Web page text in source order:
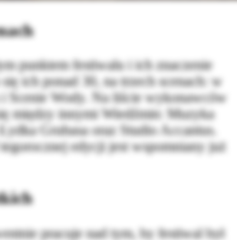
punktem festiwalu i ich znaczenie
ich ponad 30, na trzech scenach: w
Scenie Wody. Na liście wykonawców
między innymi Wiedźmin: Muzyka
Grubasa oraz Studio Accantus.
edycji jest wspomniany już
pracuje nad tym, by festiwal był